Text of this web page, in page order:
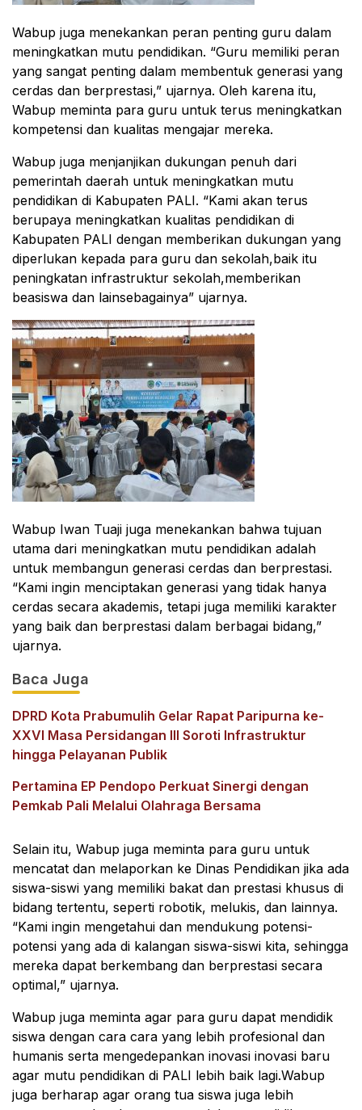
Wabup juga menekankan peran penting guru dalam
meningkatkan mutu pendidikan. “Guru memiliki peran
yang sangat penting dalam membentuk generasi yang
cerdas dan berprestasi,” ujarnya. Oleh karena itu,
Wabup meminta para guru untuk terus meningkatkan
kompetensi dan kualitas mengajar mereka.
Wabup juga menjanjikan dukungan penuh dari
pemerintah daerah untuk meningkatkan mutu
pendidikan di Kabupaten PALI. “Kami akan terus
berupaya meningkatkan kualitas pendidikan di
Kabupaten PALI dengan memberikan dukungan yang
diperlukan kepada para guru dan sekolah,baik itu
peningkatan infrastruktur sekolah,memberikan
beasiswa dan lainsebagainya” ujarnya.
Wabup Iwan Tuaji juga menekankan bahwa tujuan
utama dari meningkatkan mutu pendidikan adalah
untuk membangun generasi cerdas dan berprestasi.
“Kami ingin menciptakan generasi yang tidak hanya
cerdas secara akademis, tetapi juga memiliki karakter
yang baik dan berprestasi dalam berbagai bidang,”
ujarnya.
Baca Juga
DPRD Kota Prabumulih Gelar Rapat Paripurna ke-
XXVI Masa Persidangan III Soroti Infrastruktur
hingga Pelayanan Publik
Pertamina EP Pendopo Perkuat Sinergi dengan
Pemkab Pali Melalui Olahraga Bersama
Selain itu, Wabup juga meminta para guru untuk
mencatat dan melaporkan ke Dinas Pendidikan jika ada
siswa-siswi yang memiliki bakat dan prestasi khusus di
bidang tertentu, seperti robotik, melukis, dan lainnya.
“Kami ingin mengetahui dan mendukung potensi-
potensi yang ada di kalangan siswa-siswi kita, sehingga
mereka dapat berkembang dan berprestasi secara
optimal,” ujarnya.
Wabup juga meminta agar para guru dapat mendidik
siswa dengan cara cara yang lebih profesional dan
humanis serta mengedepankan inovasi inovasi baru
agar mutu pendidikan di PALI lebih baik lagi.Wabup
juga berharap agar orang tua siswa juga lebih